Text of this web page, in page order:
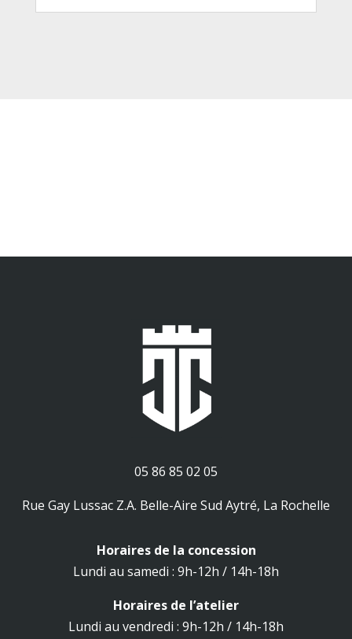
05 86 85 02 05
Rue Gay Lussac Z.A. Belle-Aire Sud Aytré, La Rochelle
Horaires de la concession
Lundi au samedi : 9h-12h / 14h-18h
Horaires de l’atelier
Lundi au vendredi : 9h-12h / 14h-18h